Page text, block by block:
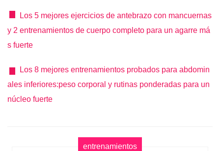
Los 5 mejores ejercicios de antebrazo con mancuernas
y 2 entrenamientos de cuerpo completo para un agarre má
s fuerte
Los 8 mejores entrenamientos probados para abdomin
ales inferiores:peso corporal y rutinas ponderadas para un
núcleo fuerte
entrenamientos